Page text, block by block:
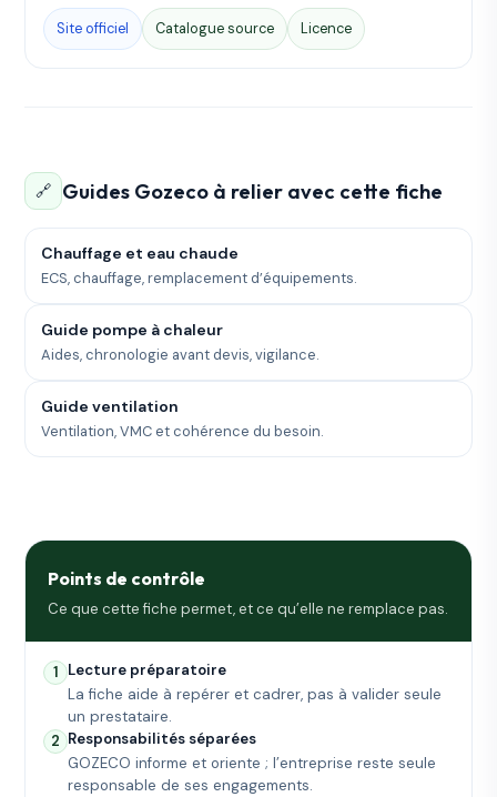
Site officiel Catalogue source Licence
🔗 Guides Gozeco à relier avec cette fiche
Chauffage et eau chaude
ECS, chauffage, remplacement d’équipements.
Guide pompe à chaleur
Aides, chronologie avant devis, vigilance.
Guide ventilation
Ventilation, VMC et cohérence du besoin.
Points de contrôle
Ce que cette fiche permet, et ce qu’elle ne remplace pas.
1 Lecture préparatoire
La fiche aide à repérer et cadrer, pas à valider seule
un prestataire.
2 Responsabilités séparées
GOZECO informe et oriente ; l’entreprise reste seule
responsable de ses engagements.